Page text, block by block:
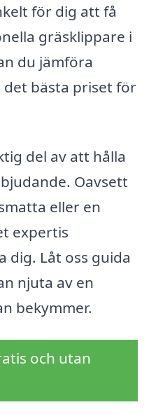
för dig att få
gräsklippare i
du jämföra
bästa priset för
del av att hålla
Oavsett
eller en
expertis
dig. Låt oss guida
njuta av en
bekymmer.
och utan